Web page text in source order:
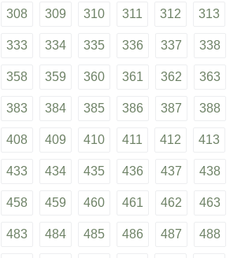
308 309 310 311 312 313
333 334 335 336 337 338
358 359 360 361 362 363
383 384 385 386 387 388
408 409 410 411 412 413
433 434 435 436 437 438
458 459 460 461 462 463
483 484 485 486 487 488